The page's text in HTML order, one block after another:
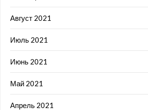
Август 2021
Июль 2021
Июнь 2021
Май 2021
Апрель 2021